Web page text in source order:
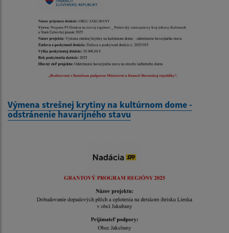
Výmena strešnej krytiny na kultúrnom dome -
odstránenie havarijného stavu